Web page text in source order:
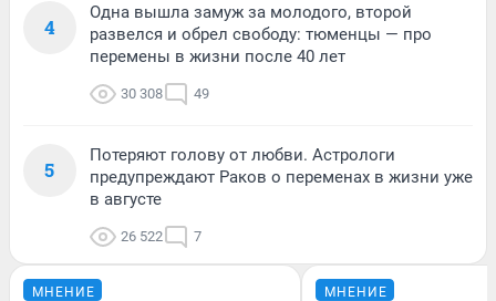
4
Одна вышла замуж за молодого, второй
развелся и обрел свободу: тюменцы — про
перемены в жизни после 40 лет
30 308 49
5
Потеряют голову от любви. Астрологи
предупреждают Раков о переменах в жизни уже
в августе
26 522 7
МНЕНИЕ МНЕНИЕ